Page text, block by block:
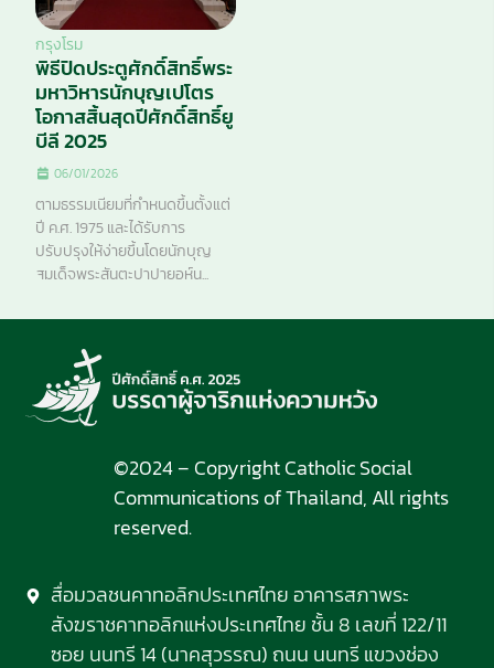
กรุงโรม
พิธีปิดประตูศักดิ์สิทธิ์พระ
มหาวิหารนักบุญเปโตร
โอกาสสิ้นสุดปีศักดิ์สิทธิ์ยู
บีลี 2025
06/01/2026
ตามธรรมเนียมที่กำหนดขึ้นตั้งแต่
ปี ค.ศ. 1975 และได้รับการ
ปรับปรุงให้ง่ายขึ้นโดยนักบุญ
สมเด็จพระสันตะปาปายอห์น...
©2024 – Copyright Catholic Social
Communications of Thailand, All rights
reserved.
สื่อมวลชนคาทอลิกประเทศไทย อาคารสภาพระ
สังฆราชคาทอลิกแห่งประเทศไทย ชั้น 8 เลขที่ 122/11
ซอย นนทรี 14 (นาคสุวรรณ) ถนน นนทรี แขวงช่อง